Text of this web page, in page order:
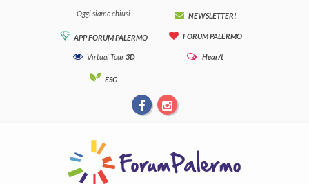
Oggi siamo chiusi NEWSLETTER!
APP FORUM PALERMO FORUM PALERMO
Virtual Tour3D Hear/t
ESG